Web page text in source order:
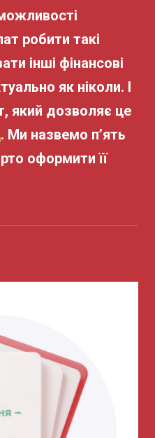
робити такі
інші фінансові
як ніколи. І
який дозволяє це
. Ми назвемо п’ять
оформити її